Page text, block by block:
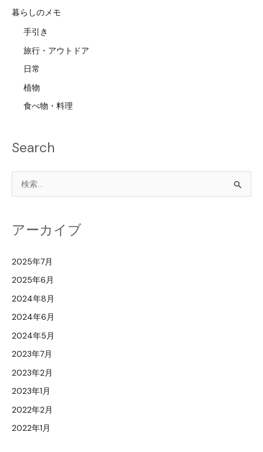
暮らしのメモ
手引き
旅行・アウトドア
日常
植物
食べ物・料理
Search
象
アーカイブ
2025年7月
2025年6月
2024年8月
2024年6月
2024年5月
2023年7月
2023年2月
2023年1月
2022年2月
2022年1月